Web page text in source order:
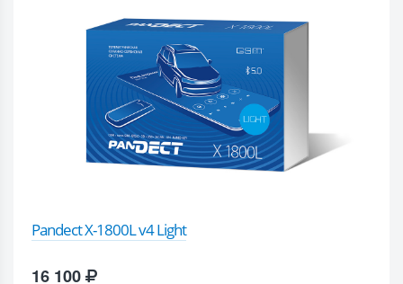
Pandect X-1800L v4 Light
16 100